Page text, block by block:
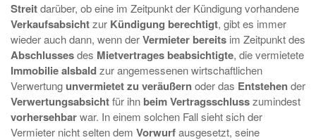
Streitdarüber, ob eine im Zeitpunkt der Kündigung vorhandene
Verkaufsabsichtzur Kündigung berechtigt, gibt es immer
wieder auch dann, wenn derVermieter bereits im Zeitpunkt des
Abschlussesdes Mietvertrages beabsichtigte, die vermietete
Immobiliealsbaldzur angemessenen wirtschaftlichen
Verwertung unvermietet zu veräußernoder das Entstehender
Verwertungsabsichtfür ihn beim Vertragsschlusszumindest
vorhersehbarwar. In einem solchen Fall sieht sich der
Vermieter nicht selten dem Vorwurfausgesetzt, seine